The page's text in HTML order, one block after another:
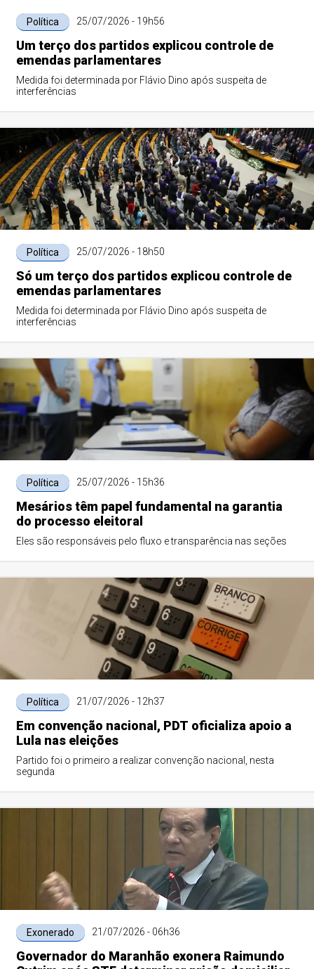
Política 25/07/2026 - 19h56
Um terço dos partidos explicou controle de
emendas parlamentares
Medida foi determinada por Flávio Dino após suspeita de
interferências
Política 25/07/2026 - 18h50
Só um terço dos partidos explicou controle de
emendas parlamentares
Medida foi determinada por Flávio Dino após suspeita de
interferências
Política 25/07/2026 - 15h36
Mesários têm papel fundamental na garantia
do processo eleitoral
Eles são responsáveis pelo fluxo e transparência nas seções
Política 21/07/2026 - 12h37
Em convenção nacional, PDT oficializa apoio a
Lula nas eleições
Partido foi o primeiro a realizar convenção nacional, nesta
segunda
Exonerado 21/07/2026 - 06h36
Governador do Maranhão exonera Raimundo